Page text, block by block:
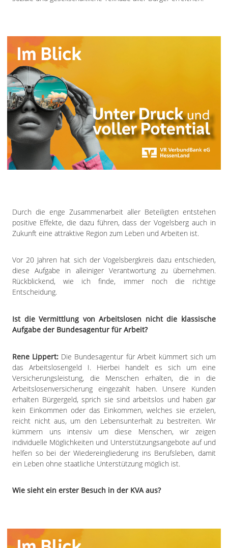
Durch die enge Zusammenarbeit aller Beteiligten entstehen
positive Effekte, die dazu führen, dass der Vogelsberg auch in
Zukunft eine attraktive Region zum Leben und Arbeiten ist.
Vor 20 Jahren hat sich der Vogelsbergkreis dazu entschieden,
diese Aufgabe in alleiniger Verantwortung zu übernehmen.
Rückblickend, wie ich finde, immer noch die richtige
Entscheidung.
Ist die Vermittlung von Arbeitslosen nicht die klassische
Aufgabe der Bundesagentur für Arbeit?
Rene Lippert: Die Bundesagentur für Arbeit kümmert sich um
das Arbeitslosengeld I. Hierbei handelt es sich um eine
Versicherungsleistung, die Menschen erhalten, die in die
Arbeitslosenversicherung eingezahlt haben. Unsere Kunden
erhalten Bürgergeld, sprich sie sind arbeitslos und haben gar
kein Einkommen oder das Einkommen, welches sie erzielen,
reicht nicht aus, um den Lebensunterhalt zu bestreiten. Wir
kümmern uns intensiv um diese Menschen, wir zeigen
individuelle Möglichkeiten und Unterstützungsangebote auf und
helfen so bei der Wiedereingliederung ins Berufsleben, damit
ein Leben ohne staatliche Unterstützung möglich ist.
Wie sieht ein erster Besuch in der KVA aus?